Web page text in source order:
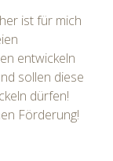
ist für mich
entwickeln
sollen diese
dürfen!
Förderung!